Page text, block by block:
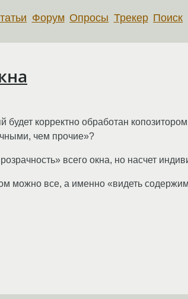
Форум Опросы Трекер Поиск
корректно обработан
чем прочие»?
всего окна, но насчет
можно все, а именно «видеть